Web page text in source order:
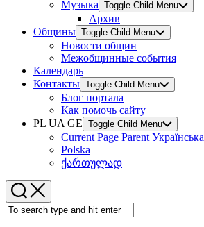
Музыка Toggle Child Menu
Архив
Общины Toggle Child Menu
Новости общин
Межобщинные события
Календарь
Контакты Toggle Child Menu
Блог портала
Как помочь сайту
PL UA GE Toggle Child Menu
Current Page Parent Українська
Polska
ქართულად